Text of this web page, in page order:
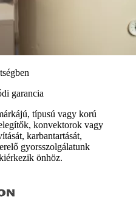
garancia
típusú vagy korú
konvektorok vagy
karbantartását,
gyorsszolgálatunk
önhöz.